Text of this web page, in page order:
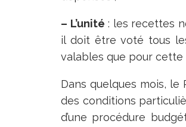
– L’unité : les recettes
il doit être voté tous
valables que pour cette
Dans quelques mois,
des conditions
d’une procédure